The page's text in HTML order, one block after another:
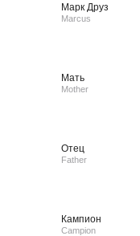
Марк Друз
Marcus
Мать
Mother
Отец
Father
Кампион
Campion